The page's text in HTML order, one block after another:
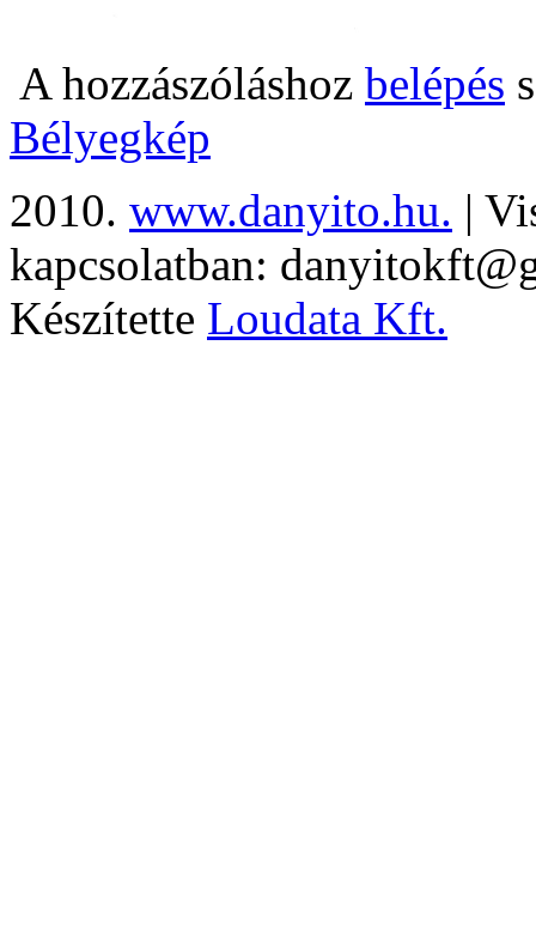
A hozzászóláshoz belépés
Bélyegkép
2010. www.danyito.hu. |
kapcsolatban:
Készítette Loudata Kft.